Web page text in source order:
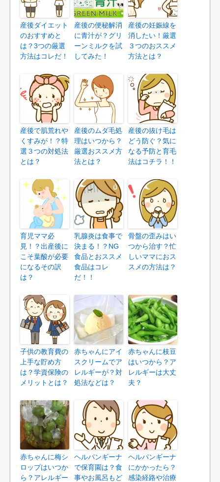
産後ダイエット
のおすすめと
は？3つの厳選
方法はコレだ！
産後の便秘解消
に青汁が？グリ
ーンミルクを試
してみた！
産後の妊娠線を
消したい！厳選
３つのおススメ
方法とは？
産後で肌荒れや
くすみが！？特
選３つの対処法
とは？
産後のムダ毛処
理はいつから？
厳選おススメ方
法とは？
産後の抜け毛は
どう防ぐ？気に
なる予防と育毛
法はコチラ！！
育児ママ必
見！？出産後に
こそ葉酸が必要
になるその訳
は？
乳腺炎は食事で
決まる！？NG
食品とおススメ
食品はコレ
だ！！
骨盤の歪みはい
つから治す？忙
しいママにおス
スメの方法は？
子供の教育費の
上手な貯め方
は？学資保険の
メリットとは？
赤ちゃんにアイ
スクリームでア
レルギーが？対
処法などは？
赤ちゃんに枝豆
はいつから？ア
レルギーは大丈
夫？
赤ちゃんに梅シ
ロップはいつか
ら？アレルギー
ヘルパンギーナ
で保育園は？食
事やお風呂もど
ヘルパンギーナ
にかかったら？
感染経路や治療